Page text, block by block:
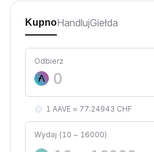
KupnoHandlujGiełda
Odbierz
1 AAVE ≈ 77.24943 CHF
Wydaj (10 ~ 16000)